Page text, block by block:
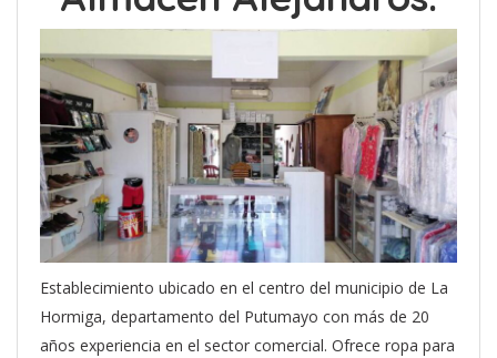
Establecimiento ubicado en el centro del municipio de La
Hormiga, departamento del Putumayo con más de 20
años experiencia en el sector comercial. Ofrece ropa para